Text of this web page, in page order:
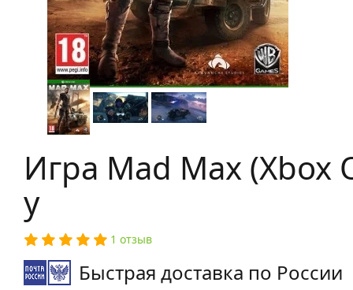
Игра Mad Max (Xbox
у
1 отзыв
Быстрая доставка по России